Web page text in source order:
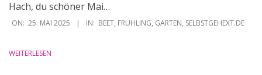
Hach, du schöner Mai…
2025-
25
ON: 25. MAI 2025 IN: BEET, FRÜHLING, GARTEN, SELBSTGEHEXT.DE
WEITERLESEN